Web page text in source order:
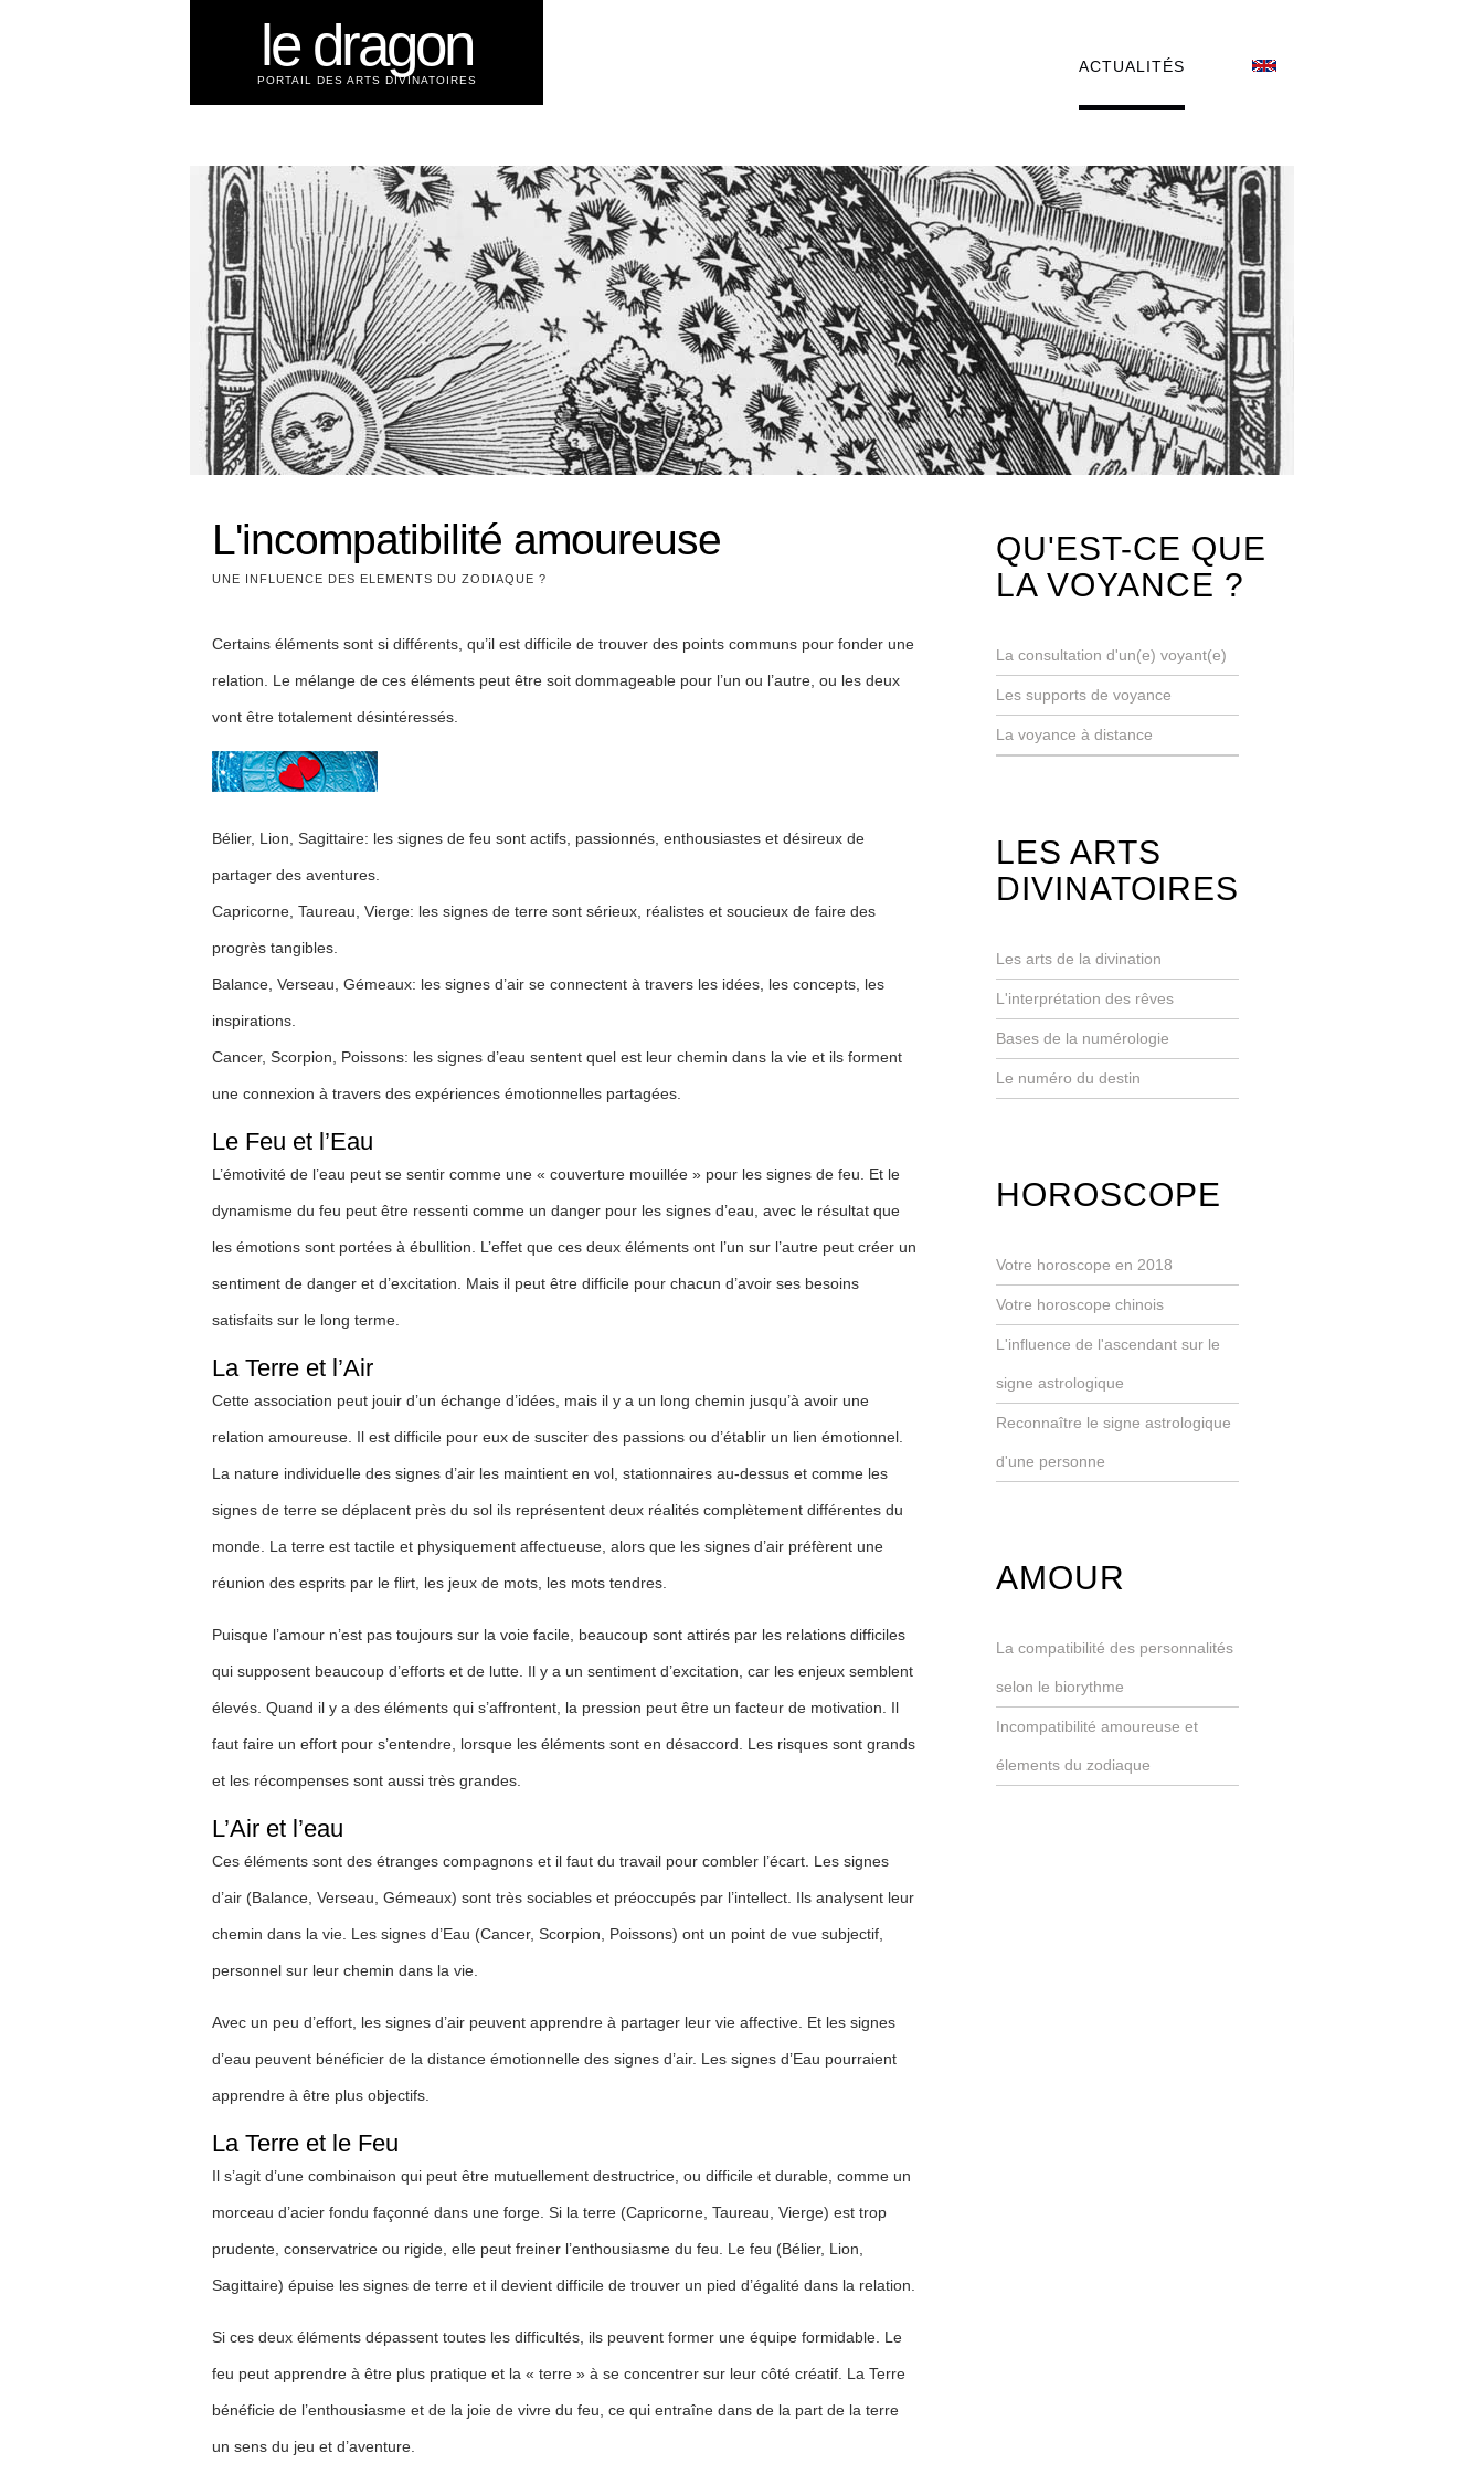
le dragon
PORTAIL DES ARTS DIVINATOIRES
ACTUALITÉS
L'incompatibilité amoureuse
UNE INFLUENCE DES ELEMENTS DU ZODIAQUE ?
Certains éléments sont si différents, qu’il est difficile de trouver des points communs pour fonder une
relation. Le mélange de ces éléments peut être soit dommageable pour l’un ou l’autre, ou les deux
vont être totalement désintéressés.
Bélier, Lion, Sagittaire: les signes de feu sont actifs, passionnés, enthousiastes et désireux de
partager des aventures.
Capricorne, Taureau, Vierge: les signes de terre sont sérieux, réalistes et soucieux de faire des
progrès tangibles.
Balance, Verseau, Gémeaux: les signes d’air se connectent à travers les idées, les concepts, les
inspirations.
Cancer, Scorpion, Poissons: les signes d’eau sentent quel est leur chemin dans la vie et ils forment
une connexion à travers des expériences émotionnelles partagées.
Le Feu et l’Eau
L’émotivité de l’eau peut se sentir comme une « couverture mouillée » pour les signes de feu. Et le
dynamisme du feu peut être ressenti comme un danger pour les signes d’eau, avec le résultat que
les émotions sont portées à ébullition. L’effet que ces deux éléments ont l’un sur l’autre peut créer un
sentiment de danger et d’excitation. Mais il peut être difficile pour chacun d’avoir ses besoins
satisfaits sur le long terme.
La Terre et l’Air
Cette association peut jouir d’un échange d’idées, mais il y a un long chemin jusqu’à avoir une
relation amoureuse. Il est difficile pour eux de susciter des passions ou d’établir un lien émotionnel.
La nature individuelle des signes d’air les maintient en vol, stationnaires au-dessus et comme les
signes de terre se déplacent près du sol ils représentent deux réalités complètement différentes du
monde. La terre est tactile et physiquement affectueuse, alors que les signes d’air préfèrent une
réunion des esprits par le flirt, les jeux de mots, les mots tendres.
Puisque l’amour n’est pas toujours sur la voie facile, beaucoup sont attirés par les relations difficiles
qui supposent beaucoup d’efforts et de lutte. Il y a un sentiment d’excitation, car les enjeux semblent
élevés. Quand il y a des éléments qui s’affrontent, la pression peut être un facteur de motivation. Il
faut faire un effort pour s’entendre, lorsque les éléments sont en désaccord. Les risques sont grands
et les récompenses sont aussi très grandes.
L’Air et l’eau
Ces éléments sont des étranges compagnons et il faut du travail pour combler l’écart. Les signes
d’air (Balance, Verseau, Gémeaux) sont très sociables et préoccupés par l’intellect. Ils analysent leur
chemin dans la vie. Les signes d’Eau (Cancer, Scorpion, Poissons) ont un point de vue subjectif,
personnel sur leur chemin dans la vie.
Avec un peu d’effort, les signes d’air peuvent apprendre à partager leur vie affective. Et les signes
d’eau peuvent bénéficier de la distance émotionnelle des signes d’air. Les signes d’Eau pourraient
apprendre à être plus objectifs.
La Terre et le Feu
Il s’agit d’une combinaison qui peut être mutuellement destructrice, ou difficile et durable, comme un
morceau d’acier fondu façonné dans une forge. Si la terre (Capricorne, Taureau, Vierge) est trop
prudente, conservatrice ou rigide, elle peut freiner l’enthousiasme du feu. Le feu (Bélier, Lion,
Sagittaire) épuise les signes de terre et il devient difficile de trouver un pied d’égalité dans la relation.
Si ces deux éléments dépassent toutes les difficultés, ils peuvent former une équipe formidable. Le
feu peut apprendre à être plus pratique et la « terre » à se concentrer sur leur côté créatif. La Terre
bénéficie de l’enthousiasme et de la joie de vivre du feu, ce qui entraîne dans de la part de la terre
un sens du jeu et d’aventure.
QU'EST-CE QUE
LA VOYANCE ?
La consultation d'un(e) voyant(e)
Les supports de voyance
La voyance à distance
LES ARTS
DIVINATOIRES
Les arts de la divination
L'interprétation des rêves
Bases de la numérologie
Le numéro du destin
HOROSCOPE
Votre horoscope en 2018
Votre horoscope chinois
L'influence de l'ascendant sur le
signe astrologique
Reconnaître le signe astrologique
d'une personne
AMOUR
La compatibilité des personnalités
selon le biorythme
Incompatibilité amoureuse et
élements du zodiaque